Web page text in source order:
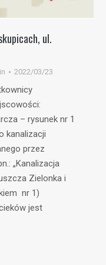
ul.
2022/03/23
– rysunek nr 1
kanalizacji
przez
„Kanalizacja
Zielonka i
nr 1)
jest